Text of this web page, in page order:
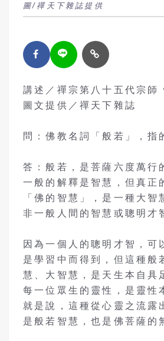
圖/禪天下雜誌提供
講述／禪宗第八十五代宗師
圖文提供／禪天下雜誌
問：佛教名詞「般若」，指
答：般若，是菩薩六度萬行
一般的解釋是智慧，但真正
「佛的智慧」，是一種大智
非一般人間的智慧或聰明才
因為一個人的聰明才智，可
是學習中而得到，但這種般
慧、大智慧，是天生本自具
每一位眾生的靈性，是靈性
就是說，這種從心靈之流露
是般若智慧，也是佛菩薩的